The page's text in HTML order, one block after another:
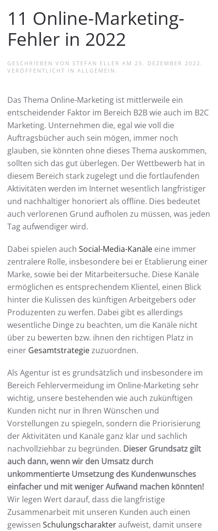
11 Online-Marketing-
Fehler in 2022
GESCHRIEBEN VON STEFAN ELLER AM 25. DEZEMBER 2022
VERÖFFENTLICHT IN ALLGEMEIN
Das Thema Online-Marketing ist mittlerweile ein
entscheidender Faktor im Bereich B2B wie auch im B2C
Marketing. Unternehmen die, egal wie voll die
Auftragsbücher auch sein mögen, immer noch
glauben, sie könnten ohne dieses Thema auskommen,
sollten sich das gut überlegen. Der Wettbewerb hat in
diesem Bereich stark zugelegt und die fortlaufenden
Aktivitäten werden im Internet wesentlich langfristiger
und nachhaltiger honoriert als offline. Dies bedeutet
auch verlorenen Grund aufholen zu müssen, was jeden
Tag aufwendiger wird.
Dabei spielen auch Social-Media-Kanäle eine immer
zentralere Rolle, insbesondere bei er Etablierung einer
Marke, sowie bei der Mitarbeitersuche. Diese Kanäle
ermöglichen es entsprechendem Klientel, einen Blick
hinter die Kulissen des künftigen Arbeitgebers oder
Produzenten zu werfen. Dabei gibt es allerdings
wesentliche Dinge zu beachten, um die Kanäle nicht
über zu bewerten bzw. ihnen den richtigen Platz in
einer Gesamtstrategiezuzuordnen.
Als Agentur ist es grundsätzlich und insbesondere im
Bereich Fehlervermeidung im Online-Marketing sehr
wichtig, unsere bestehenden wie auch zukünftigen
Kunden nicht nur in Ihren Wünschen und
Vorstellungen zu spiegeln, sondern die Priorisierung
der Aktivitäten und Kanäle ganz klar und sachlich
nachvollziehbar zu begründen. Dieser Grundsatz gilt
auch dann, wenn wir den Umsatz durch
unkommentierte Umsetzung des Kundenwunsches
einfacher und mit weniger Aufwand machen könnten!
Wir legen Wert darauf, dass die langfristige
Zusammenarbeit mit unseren Kunden auch einen
gewissen Schulungscharakteraufweist, damit unsere